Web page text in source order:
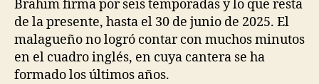
Brahim firma por seis temporadas y lo que resta
de la presente, hasta el 30 de junio de 2025. El
malagueño no logró contar con muchos minutos
en el cuadro inglés, en cuya cantera se ha
formado los últimos años.